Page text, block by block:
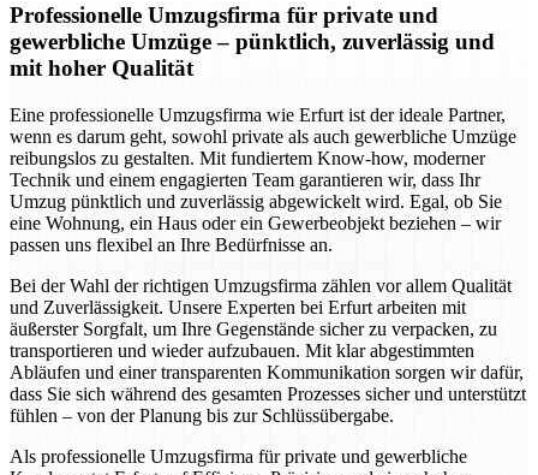
Professionelle Umzugsfirma für private und
gewerbliche Umzüge – pünktlich, zuverlässig und
mit hoher Qualität
Eine professionelle Umzugsfirma wie Erfurt ist der ideale Partner,
wenn es darum geht, sowohl private als auch gewerbliche Umzüge
reibungslos zu gestalten. Mit fundiertem Know-how, moderner
Technik und einem engagierten Team garantieren wir, dass Ihr
Umzug pünktlich und zuverlässig abgewickelt wird. Egal, ob Sie
eine Wohnung, ein Haus oder ein Gewerbeobjekt beziehen – wir
passen uns flexibel an Ihre Bedürfnisse an.
Bei der Wahl der richtigen Umzugsfirma zählen vor allem Qualität
und Zuverlässigkeit. Unsere Experten bei Erfurt arbeiten mit
äußerster Sorgfalt, um Ihre Gegenstände sicher zu verpacken, zu
transportieren und wieder aufzubauen. Mit klar abgestimmten
Abläufen und einer transparenten Kommunikation sorgen wir dafür,
dass Sie sich während des gesamten Prozesses sicher und unterstützt
fühlen – von der Planung bis zur Schlüssübergabe.
Als professionelle Umzugsfirma für private und gewerbliche